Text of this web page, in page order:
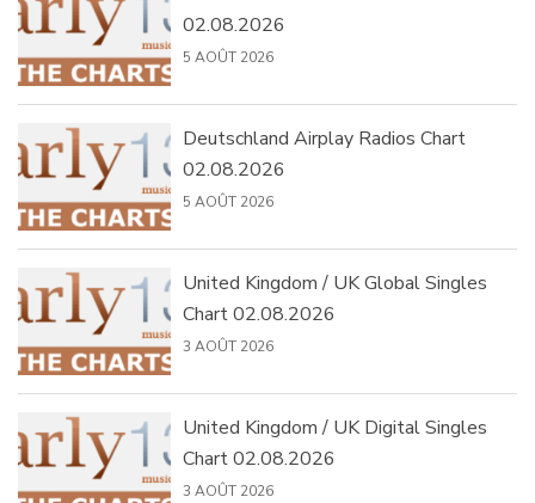
02.08.2026
5 AOÛT 2026
Deutschland Airplay Radios Chart
02.08.2026
5 AOÛT 2026
United Kingdom / UK Global Singles
Chart 02.08.2026
3 AOÛT 2026
United Kingdom / UK Digital Singles
Chart 02.08.2026
3 AOÛT 2026